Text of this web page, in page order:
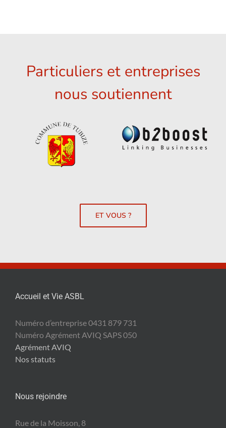
Particuliers et entreprises
nous soutiennent
ET VOUS ?
Accueil et Vie ASBL
Numéro d’entreprise 0431 879 731
Numéro Agrément AVIQ SAPS 050
Agrément AVIQ
Nos statuts
Nous rejoindre
Rue de la Moisson, 8